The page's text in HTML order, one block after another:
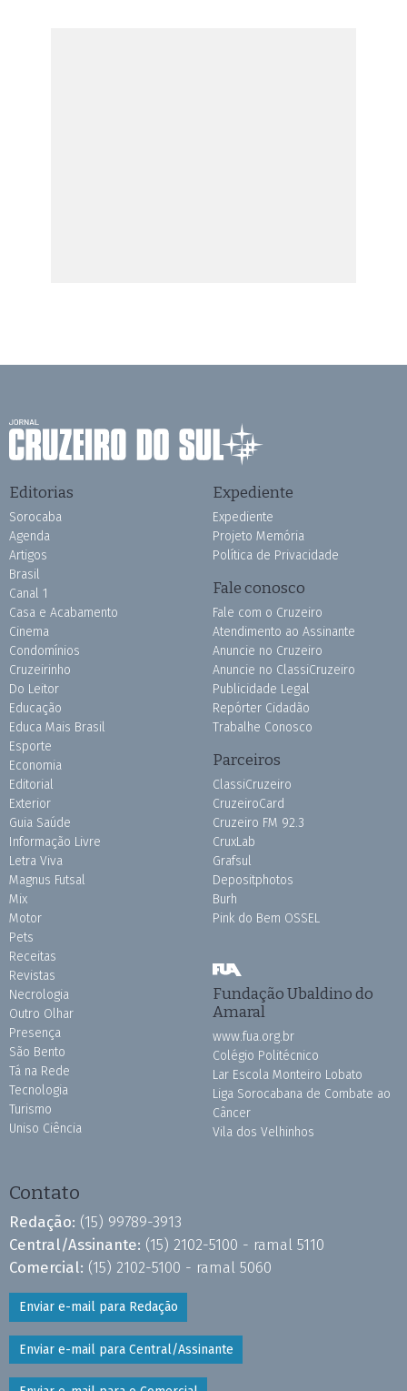
Editorias
Sorocaba
Agenda
Artigos
Brasil
Canal 1
Casa e Acabamento
Cinema
Condomínios
Cruzeirinho
Do Leitor
Educação
Educa Mais Brasil
Esporte
Economia
Editorial
Exterior
Guia Saúde
Informação Livre
Letra Viva
Magnus Futsal
Mix
Motor
Pets
Receitas
Revistas
Necrologia
Outro Olhar
Presença
São Bento
Tá na Rede
Tecnologia
Turismo
Uniso Ciência
Expediente
Expediente
Projeto Memória
Política de Privacidade
Fale conosco
Fale com o Cruzeiro
Atendimento ao Assinante
Anuncie no Cruzeiro
Anuncie no ClassiCruzeiro
Publicidade Legal
Repórter Cidadão
Trabalhe Conosco
Parceiros
ClassiCruzeiro
CruzeiroCard
Cruzeiro FM 92.3
CruxLab
Grafsul
Depositphotos
Burh
Pink do Bem OSSEL
Fundação Ubaldino do
Amaral
www.fua.org.br
Colégio Politécnico
Lar Escola Monteiro Lobato
Liga Sorocabana de Combate ao
Câncer
Vila dos Velhinhos
Contato
Redação: (15) 99789-3913
Central/Assinante: (15) 2102-5100 - ramal 5110
Comercial: (15) 2102-5100 - ramal 5060
Enviar e-mail para Redação
Enviar e-mail para Central/Assinante